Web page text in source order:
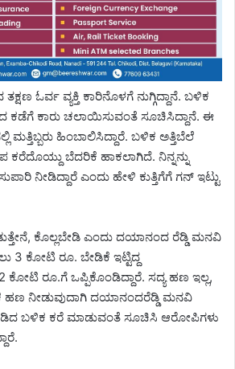
ಓರ್ವ ವ್ಯಕ್ತಿ ಕಾರಿನೊಳಗೆ ನುಗ್ಗಿದ್ದಾನೆ. ಬಳಿಕ
ಕಡೆಗೆ ಕಾರು ಚಲಾಯಿಸುವಂತೆ ಸೂಚಿಸಿದ್ದಾನೆ. ಈ
ಮತ್ತಿಬ್ಬರು ಹಿಂಬಾಲಿಸಿದ್ದಾರೆ. ಬಳಿಕ ಅತ್ತಿಬೆಲೆ
ಬೆದರಿಕೆ ಹಾಕಲಾಗಿದೆ. ನಿನ್ನನ್ನು
ನೀಡಿದ್ದಾರೆ ಎಂದು ಹೇಳಿ ಕುತ್ತಿಗೆಗೆ ಗನ್ ಇಟ್ಟು
ಕೊಲ್ಲಬೇಡಿ ಎಂದು ದಯಾನಂದ ರೆಡ್ಡಿ ಮನವಿ
3 ಕೋಟಿ ರೂ. ಬೇಡಿಕೆ ಇಟ್ಟಿದ್ದ
ರೂ.ಗೆ ಒಪ್ಪಿಕೊಂಡಿದ್ದಾರೆ. ಸದ್ಯ ಹಣ ಇಲ್ಲ,
ಹಣ ನೀಡುವುದಾಗಿ ದಯಾನಂದರೆಡ್ಡಿ ಮನವಿ
ಬಳಿಕ ಕರೆ ಮಾಡುವಂತೆ ಸೂಚಿಸಿ ಆರೋಪಿಗಳು